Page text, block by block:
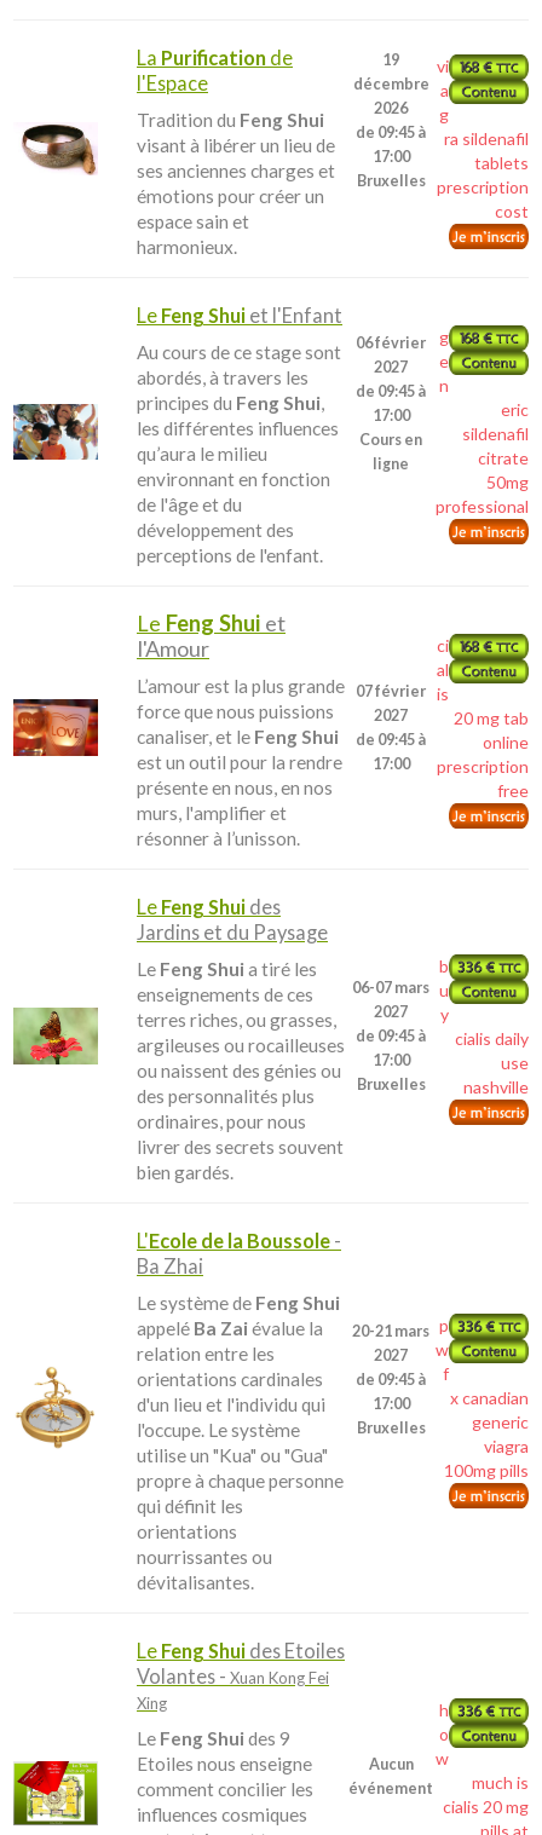
La Purification de
l'Espace
Tradition du Feng Shui
visant à libérer un lieu de
ses anciennes charges et
émotions pour créer un
espace sain et
harmonieux.
19
décembre
2026
de 09:45 à
17:00
Bruxelles
vi
a
g
ra sildenafil
tablets
prescription
cost
Le Feng Shui et l'Enfant
Au cours de ce stage sont
abordés, à travers les
principes du Feng Shui,
les différentes influences
qu’aura le milieu
environnant en fonction
de l'âge et du
développement des
perceptions de l'enfant.
06 février
2027
de 09:45 à
17:00
Cours en
ligne
g
e
n
eric
sildenafil
citrate
50mg
professional
Le Feng Shui et
l'Amour
L’amour est la plus grande
force que nous puissions
canaliser, et le Feng Shui
est un outil pour la rendre
présente en nous, en nos
murs, l'amplifier et
résonner à l’unisson.
07 février
2027
de 09:45 à
17:00
ci
al
is
20 mg tab
online
prescription
free
Le Feng Shui des
Jardins et du Paysage
Le Feng Shui a tiré les
enseignements de ces
terres riches, ou grasses,
argileuses ou rocailleuses
ou naissent des génies ou
des personnalités plus
ordinaires, pour nous
livrer des secrets souvent
bien gardés.
06-07 mars
2027
de 09:45 à
17:00
Bruxelles
b
u
y
cialis daily
use
nashville
L'Ecole de la Boussole -
Ba Zhai
Le système de Feng Shui
appelé Ba Zai évalue la
relation entre les
orientations cardinales
d'un lieu et l'individu qui
l'occupe. Le système
utilise un "Kua" ou "Gua"
propre à chaque personne
qui définit les
orientations
nourrissantes ou
dévitalisantes.
20-21 mars
2027
de 09:45 à
17:00
Bruxelles
p
w
f
x canadian
generic
viagra
100mg pills
Le Feng Shui des Etoiles
Volantes - Xuan Kong Fei
Xing
Le Feng Shui des 9
Etoiles nous enseigne
comment concilier les
influences cosmiques
Aucun
événement
h
o
w
much is
cialis 20 mg
pills at